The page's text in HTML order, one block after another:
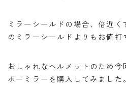
ミラーシールドの場合、倍近
のミラーシールドよりもお値打
おしゃれなヘルメットのため
ボーミラーを購入してみました。